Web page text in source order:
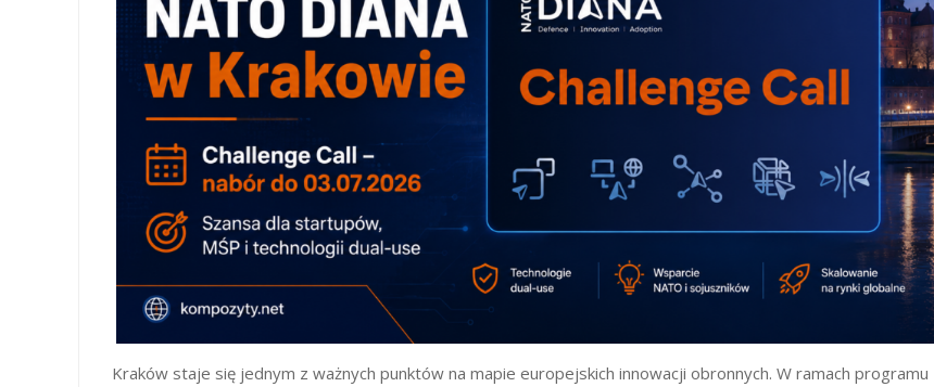
Kraków staje się jednym z ważnych punktów na mapie europejskich innowacji obronnych. W ramach programu